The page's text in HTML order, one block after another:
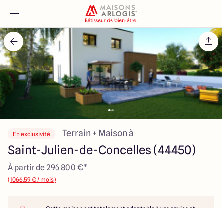
Accueil
Nos maisons
Nos annonces
Votre projet
Qui sommes-nous
En exclusivité Terrain + Maison à
Saint-Julien-de-Concelles (44450)
À partir de 296 800 €*
(1066.59 € / mois)